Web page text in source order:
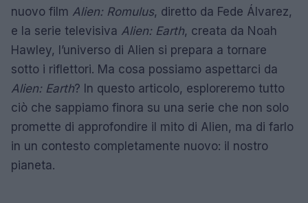
nuovo film Alien: Romulus, diretto da Fede Álvarez,
e la serie televisiva Alien: Earth, creata da Noah
Hawley, l’universo di Alien si prepara a tornare
sotto i riflettori. Ma cosa possiamo aspettarci da
Alien: Earth? In questo articolo, esploreremo tutto
ciò che sappiamo finora su una serie che non solo
promette di approfondire il mito di Alien, ma di farlo
in un contesto completamente nuovo: il nostro
pianeta.